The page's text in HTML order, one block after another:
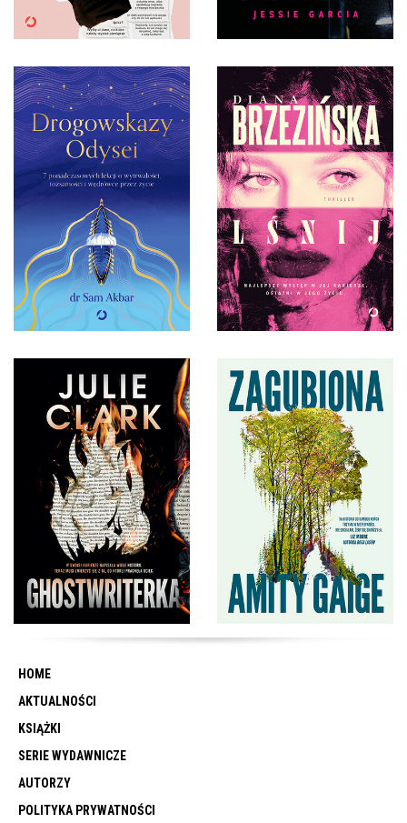
HOME
AKTUALNOŚCI
KSIĄŻKI
SERIE WYDAWNICZE
AUTORZY
POLITYKA PRYWATNOŚCI